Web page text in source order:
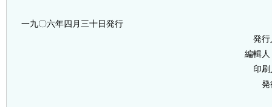
一九〇六年四月三十日発行
発
編輯
印